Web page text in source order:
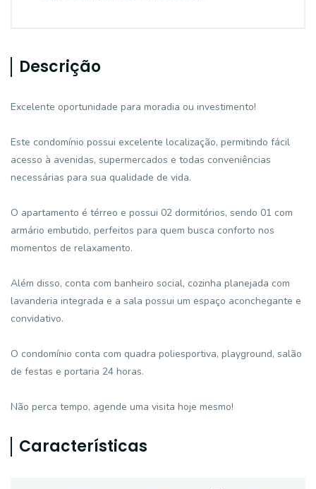
Descrição
Excelente oportunidade para moradia ou investimento!
Este condomínio possui excelente localização, permitindo fácil
acesso à avenidas, supermercados e todas conveniências
necessárias para sua qualidade de vida.
O apartamento é térreo e possui 02 dormitórios, sendo 01 com
armário embutido, perfeitos para quem busca conforto nos
momentos de relaxamento.
Além disso, conta com banheiro social, cozinha planejada com
lavanderia integrada e a sala possui um espaço aconchegante e
convidativo.
O condomínio conta com quadra poliesportiva, playground, salão
de festas e portaria 24 horas.
Não perca tempo, agende uma visita hoje mesmo!
Características